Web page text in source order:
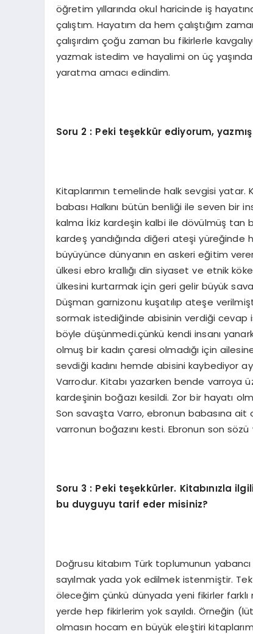
öğretim yıllarında okul haricinde iş
çalıştım. Hayatım da hem çalıştığım
çalışırdım çoğu zaman bu fikirlerle
yazmak istedim ve hayalimi on üç
yaratma amacı edindim.
Soru 2 : Peki teşekkür ediyorum,
Kitaplarımın temelinde halk sevgisi
babası Halkını bütün benliği ile seven bir
kalma İkiz kardeşin kalbi ile dövülmüş tan
kardeş yandığında diğeri ateşi
büyüyünce dünyanın en askeri eğitim
ülkesi ebro krallığı din siyaset ve etnik
ülkesini kurtarmak için geri gelir büyük
Düşman garnizonu kuşatılıp ateşe
sormak istediğinde abisinin verdiği cevap
böyle düşünmedi.çünkü kendi insanı
olmuş bir kadın çaresi olmadığı için
sevdiği kadını hemde abisini kaybediyor
Varrodur. Kitabı yazarken bende varroya
kardeşinin boğazı kesildi. Zor bir hayatı
Son savaşta Varro, ebronun babasına ait
varronun boğazını kesti. Ebronun son
Soru 3 : Peki teşekkürler. Kitabınızla
bu duyguyu tarif eder misiniz?
Doğrusu kitabım Türk toplumunun
sayılmak yada yok edilmek istenmiştir.
öleceğim çünkü dünyada yeni fikirler
yerde hep fikirlerim yok sayıldı. Örneğin
olmasın hocam en büyük eleştiri